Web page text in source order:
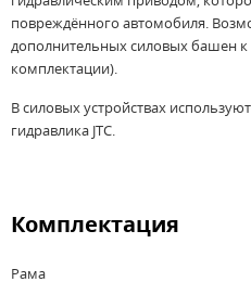
повреждённого автомобиля.
дополнительных силовых башен
комплектации).
В силовых устройствах
гидравлика JTC.
Комплектация
Рама